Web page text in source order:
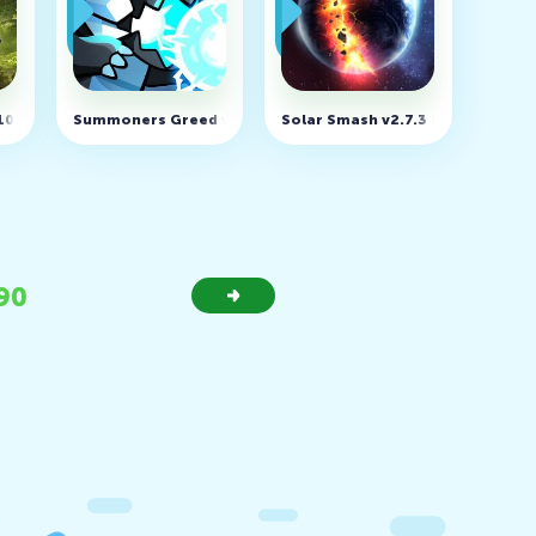
(MOD, много денег)
Summoners Greed v1.108.8 (MOD, много денег)
Solar Smash v2.7.3 (MOD,